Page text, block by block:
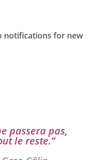
notifications for new
pas­se­ra pas,
le reste.”